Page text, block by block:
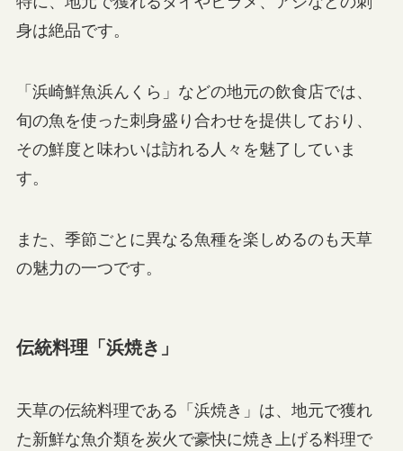
身は絶品です。
「浜崎鮮魚浜んくら」などの地元の飲食店では、
旬の魚を使った刺身盛り合わせを提供しており、
その鮮度と味わいは訪れる人々を魅了していま
す。
また、季節ごとに異なる魚種を楽しめるのも天草
の魅力の一つです。
伝統料理「浜焼き」
天草の伝統料理である「浜焼き」は、地元で獲れ
た新鮮な魚介類を炭火で豪快に焼き上げる料理で